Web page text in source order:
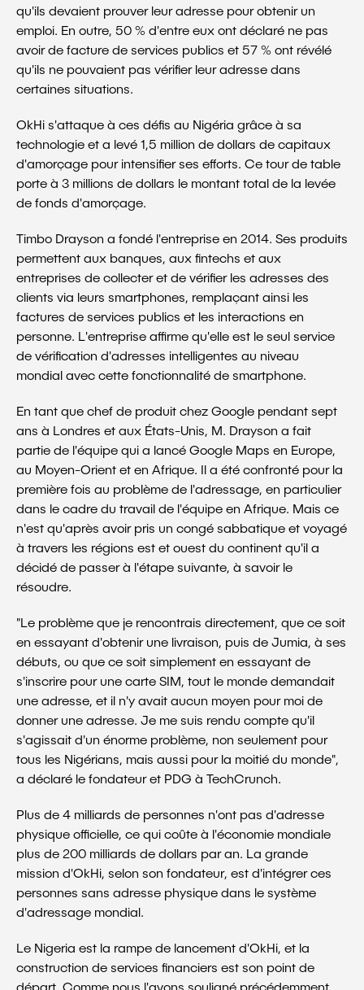
qu'ils devaient prouver leur adresse pour obtenir un
emploi. En outre, 50 % d'entre eux ont déclaré ne pas
avoir de facture de services publics et 57 % ont révélé
qu'ils ne pouvaient pas vérifier leur adresse dans
certaines situations.
OkHi s'attaque à ces défis au Nigéria grâce à sa
technologie et a levé 1,5 million de dollars de capitaux
d'amorçage pour intensifier ses efforts. Ce tour de table
porte à 3 millions de dollars le montant total de la levée
de fonds d'amorçage.
Timbo Drayson a fondé l'entreprise en 2014. Ses produits
permettent aux banques, aux fintechs et aux
entreprises de collecter et de vérifier les adresses des
clients via leurs smartphones, remplaçant ainsi les
factures de services publics et les interactions en
personne. L'entreprise affirme qu'elle est le seul service
de vérification d'adresses intelligentes au niveau
mondial avec cette fonctionnalité de smartphone.
En tant que chef de produit chez Google pendant sept
ans à Londres et aux États-Unis, M. Drayson a fait
partie de l'équipe qui a lancé Google Maps en Europe,
au Moyen-Orient et en Afrique. Il a été confronté pour la
première fois au problème de l'adressage, en particulier
dans le cadre du travail de l'équipe en Afrique. Mais ce
n'est qu'après avoir pris un congé sabbatique et voyagé
à travers les régions est et ouest du continent qu'il a
décidé de passer à l'étape suivante, à savoir le
résoudre.
"Le problème que je rencontrais directement, que ce soit
en essayant d'obtenir une livraison, puis de Jumia, à ses
débuts, ou que ce soit simplement en essayant de
s'inscrire pour une carte SIM, tout le monde demandait
une adresse, et il n'y avait aucun moyen pour moi de
donner une adresse. Je me suis rendu compte qu'il
s'agissait d'un énorme problème, non seulement pour
tous les Nigérians, mais aussi pour la moitié du monde",
a déclaré le fondateur et PDG à TechCrunch.
Plus de 4 milliards de personnes n'ont pas d'adresse
physique officielle, ce qui coûte à l'économie mondiale
plus de 200 milliards de dollars par an. La grande
mission d'OkHi, selon son fondateur, est d'intégrer ces
personnes sans adresse physique dans le système
d'adressage mondial.
Le Nigeria est la rampe de lancement d'OkHi, et la
construction de services financiers est son point de